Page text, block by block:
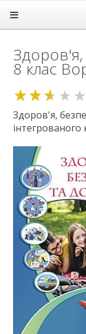
Підручники
1 клас
2 клас
4 клас
5 клас
6 клас
7 клас
8 клас
Алгебра
Англійська
Біологія
Всесвітня
Географія
Геометрія
Зарубіжна
Здоров'я
Інформатика
Історія
Література
8 клас
Здоров'я,
інтегрованого